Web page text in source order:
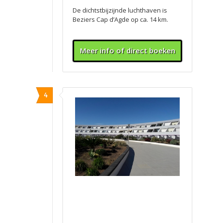
De dichtstbijzijnde luchthaven is
Beziers Cap d’Agde op ca. 14 km.
Meer info of direct boeken
4